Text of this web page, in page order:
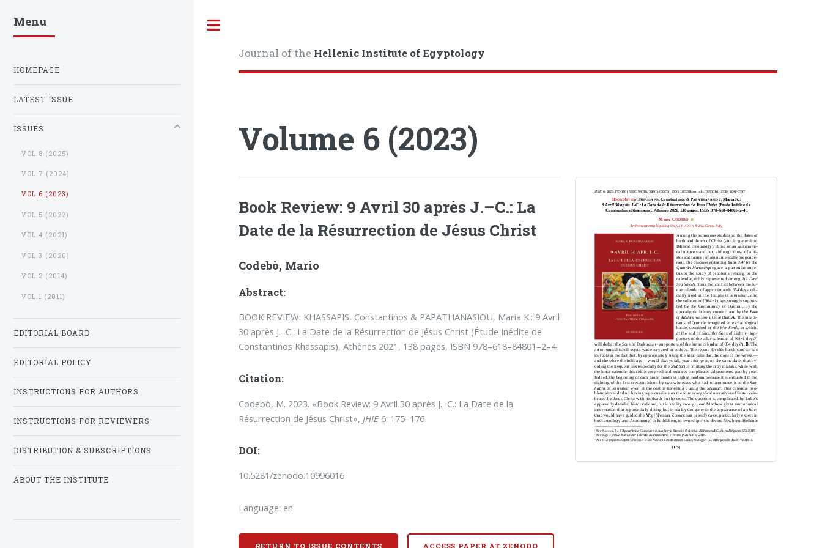
Journal of the Hellenic Institute of Egyptology
Volume 6 (2023)
Book Review: 9 Avril 30 après J.–C.: La
Date de la Résurrection de Jésus Christ
Codebò, Mario
Abstract:
BOOK REVIEW: KHASSAPIS, Constantinos & PAPATHANASIOU, Maria K.: 9 Avril
30 après J.–C.: La Date de la Résurrection de Jésus Christ (Étude Inédite de
Constantinos Khassapis), Athènes 2021, 138 pages, ISBN 978–618–84801–2–4.
Citation:
Codebò, M. 2023. «Book Review: 9 Avril 30 après J.–C.: La Date de la
Résurrection de Jésus Christ», JHIE 6: 175–176
DOI:
10.5281/zenodo.10996016
Language: en
RETURN TO ISSUE CONTENTS ACCESS PAPER AT ZENODO
Menu
HOMEPAGE
LATEST ISSUE
ISSUES
VOL.8 (2025)
VOL.7 (2024)
VOL.6 (2023)
VOL.5 (2022)
VOL.4 (2021)
VOL.3 (2020)
VOL.2 (2014)
VOL.1 (2011)
EDITORIAL BOARD
EDITORIAL POLICY
INSTRUCTIONS FOR AUTHORS
INSTRUCTIONS FOR REVIEWERS
DISTRIBUTION & SUBSCRIPTIONS
ABOUT THE INSTITUTE